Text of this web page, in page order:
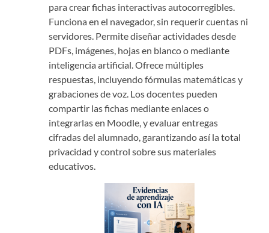
para crear fichas interactivas autocorregibles.
Funciona en el navegador, sin requerir cuentas ni
servidores. Permite diseñar actividades desde
PDFs, imágenes, hojas en blanco o mediante
inteligencia artificial. Ofrece múltiples
respuestas, incluyendo fórmulas matemáticas y
grabaciones de voz. Los docentes pueden
compartir las fichas mediante enlaces o
integrarlas en Moodle, y evaluar entregas
cifradas del alumnado, garantizando así la total
privacidad y control sobre sus materiales
educativos.